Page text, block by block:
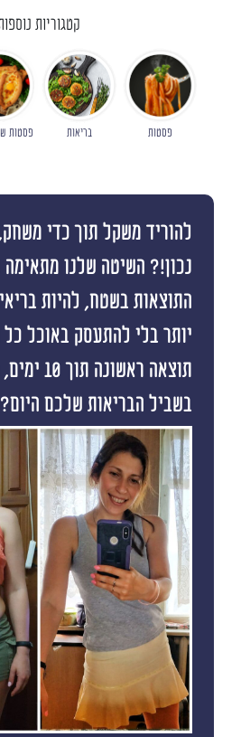
קטגוריות
פסטות בריאות פסטות
להוריד משקל תוך כדי
נכון!? השיטה שלנו
התוצאות בשטח, להיות
יותר בלי להתעסק באוכל כל
תוצאה
בשביל הבריאות שלכם היום?